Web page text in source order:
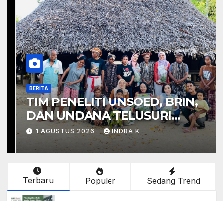
BERITA
TIM PENELITI UNSOED, BRIN,
DAN UNDANA TELUSURI
PENGOBATAN BERBASIS
KEARIFAN LOKAL
MASYARAKAT PULAU SABU
1 AGUSTUS 2026 INDRA K
Terbaru Populer Sedang Trend